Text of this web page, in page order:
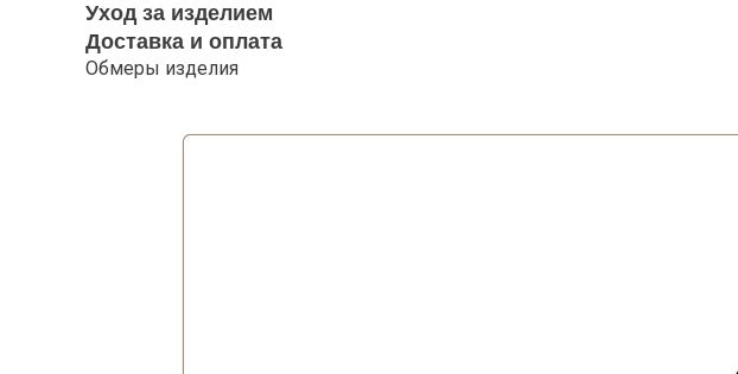
Уход за изделием
Доставка и оплата
Обмеры изделия